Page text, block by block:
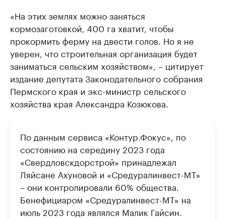
«На этих землях можно заняться
кормозаготовкой, 400 га хватит, чтобы
прокормить ферму на двести голов. Но я не
уверен, что строительная организация будет
заниматься сельским хозяйством», – цитирует
издание депутата Законодательного собрания
Пермского края и экс-министр сельского
хозяйства края Александра Козюкова.
По данным сервиса «Контур.Фокус», по
состоянию на середину 2023 года
«Свердловскдорстрой» принадлежал
Ляйсане Ахуновой и «Средуралинвест-МТ»
– они контролировали 60% общества.
Бенефициаром «Средуралинвест-МТ» на
июль 2023 года являлся Малик Гайсин.